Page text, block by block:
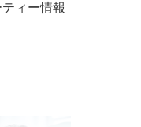
ィー情報